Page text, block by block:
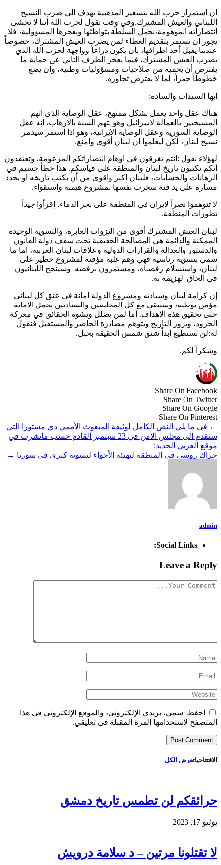
ان استمرار حزب الله بتسعير المذهبية يهدف الى ضرب النسيج
اللبناني والعيش المشترك.وفي وقت نقول لحزب الله أننا لا نخشى
انتصاراته الموهومة،نحمل السلطة بتواطئها وبعجزها المسؤولية، فلا
يجوز ان تستمر بتقديم الغطاء لمن يضرب العيش المشترك، خصوصاً
عندما يقبل أحد اطرافها، بأن يكون ذراعاً وواجهة لحزب الله الذي
يضرب العيش المشترك، فيما يعجز الطرف الثاني عن حماية ما
يفترض أن يحميه من صلاحيات ومسؤوليات وطنية، وان يضع
خطوطاً حمراً، لما لا يفترض تجاوزه.
ايها السيدات والسادة:
هناك عقل واحد يعمل بشكل ممنهج، عقل الوصاية الذي اتهم
المسيحيين بالعمالة لاسرائيل وهو يتهم السنة بالارهاب، انه عقل
الوصاية السورية وعقل الوصاية الايرانية، وهو اذا استمر سيدمر
نسيج لبنان، لكن ليعلموا ان لبنان أقوى وامنع.
لهؤلاء نقول :انتم تغرقون في اوهام انتصاراتكم المزعومة، وتعتقدون
أنكم تكتبون تاريخ لبنان والمنطقة على قياسكم. هذا خطأ جسيم في
الرهانات والحسابات، فلبنان اكبر واقوى من أن يكتب تاريخه او يحدد
مساره على يد فئة سخرت نفسها لمشروع هيمنة واستقواء.
لا تتوهموا نصراً لايران في المنطقة على بحر الدماء. إقرأوا جيداً
تطورات المنطقة.
لبنان العيش المشترك أقوى من النزوات العابرة، والتسوية الوحيدة
الممكنة والدائمة هي المصالحة الحقيقية تحت سقف دولة القانون
والدستور والعدالة والقرارات الدولية وعلاقات لبنان العربية، اما ما
سمي بتسوية رئاسية فهي وهم غلبة مؤقتة لمشروع خطير على
لبنان، واستسلام رفضناه، ومستمرون برفضه، وسينجح اللبنانيون
في الحاق الهزيمة به.
إن كرامة لبنان وسيادته ومشروع الدولة امانة في عنق كل لبناني
مؤمن بوطنه، وسنبقى مع كل المخلصين والسياديين نحمل الامانة
حتى تحقيق هذه الاهداف. أما لمن يضلل ويشوه الحقائق في معركة
الجرود، ويزور التاريخ ويتوهم مصادرة الحاضر والمستقبل فنقول
له:لن تستطيع ابداً شنق شمس الحقيقة بحبل.
وشكراً لكم.
Share On Facebook
Share On Twitter
Share On Google+
Share On Pinterest
← في ما يلي النص الكامل لوثيقة المبعوث الأممي دي مستورا التي
ستقدم الى مجلس الامن في 23 سبتمبر القادم حسب مانشرت في
موقع العربي الجديد:
حراك روسي في المنطقة لتهيئة الأجواء لتسوية كبرى في سوريا →
admin
Social Links:
Leave a Reply
احفظ اسمي، بريدي الإلكتروني، والموقع الإلكتروني في هذا
المتصفح لاستخدامها المرة المقبلة في تعليقي.
الافتتاحياتعرض الكل
حرائقكم لن تطمس تاريخ دمشق
يوليو 17, 2023
لا تقتلونا مرتين – د سلامة درويش